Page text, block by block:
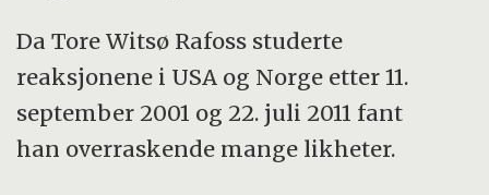
Da Tore Witsø Rafoss studerte
reaksjonene i USA og Norge etter 11.
september 2001 og 22. juli 2011 fant
han overraskende mange likheter.